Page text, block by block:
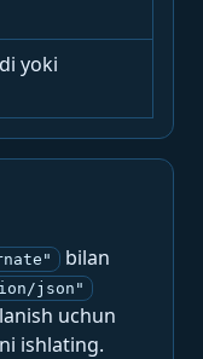
yoki
bilan
json"
uchun
ni ishlating.